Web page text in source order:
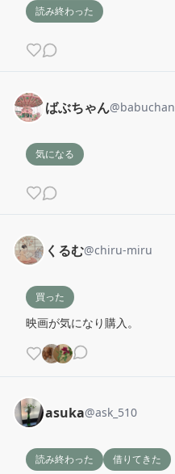
読み終わった
ばぶちゃん@babuchan
気になる
くるむ@chiru-miru
買った
映画が気になり購入。
asuka@ask_510
読み終わった 借りてきた